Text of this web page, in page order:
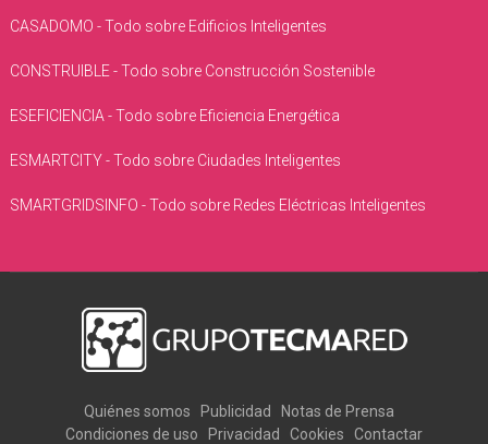
CASADOMO - Todo sobre Edificios Inteligentes
CONSTRUIBLE - Todo sobre Construcción Sostenible
ESEFICIENCIA - Todo sobre Eficiencia Energética
ESMARTCITY - Todo sobre Ciudades Inteligentes
SMARTGRIDSINFO - Todo sobre Redes Eléctricas Inteligentes
Quiénes somos Publicidad
Notas de Prensa
Condiciones de uso
Privacidad Cookies Contactar